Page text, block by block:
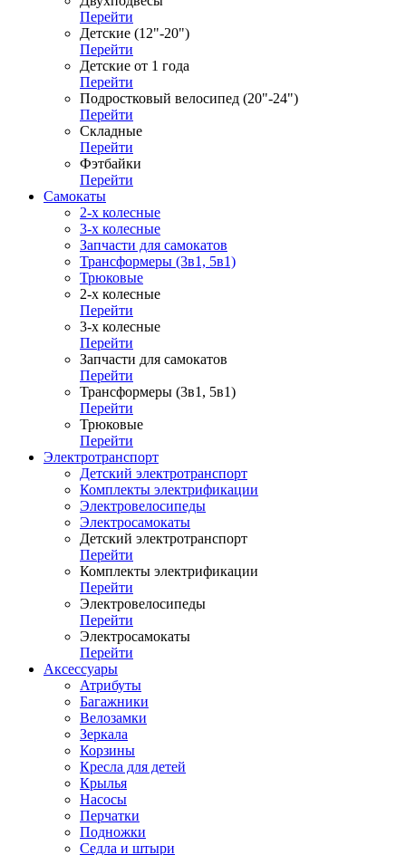
Перейти
Детские (12"-20")
Перейти
Детские от 1 года
Перейти
Подростковый велосипед (20"-24")
Перейти
Складные
Перейти
Фэтбайки
Перейти
Самокаты
2-х колесные
3-х колесные
Запчасти для самокатов
Трансформеры (3в1, 5в1)
Трюковые
2-х колесные
Перейти
3-х колесные
Перейти
Запчасти для самокатов
Перейти
Трансформеры (3в1, 5в1)
Перейти
Трюковые
Перейти
Электротранспорт
Детский электротранспорт
Комплекты электрификации
Электровелосипеды
Электросамокаты
Детский электротранспорт
Перейти
Комплекты электрификации
Перейти
Электровелосипеды
Перейти
Электросамокаты
Перейти
Аксессуары
Атрибуты
Багажники
Велозамки
Зеркала
Корзины
Кресла для детей
Крылья
Насосы
Перчатки
Подножки
Седла и штыри